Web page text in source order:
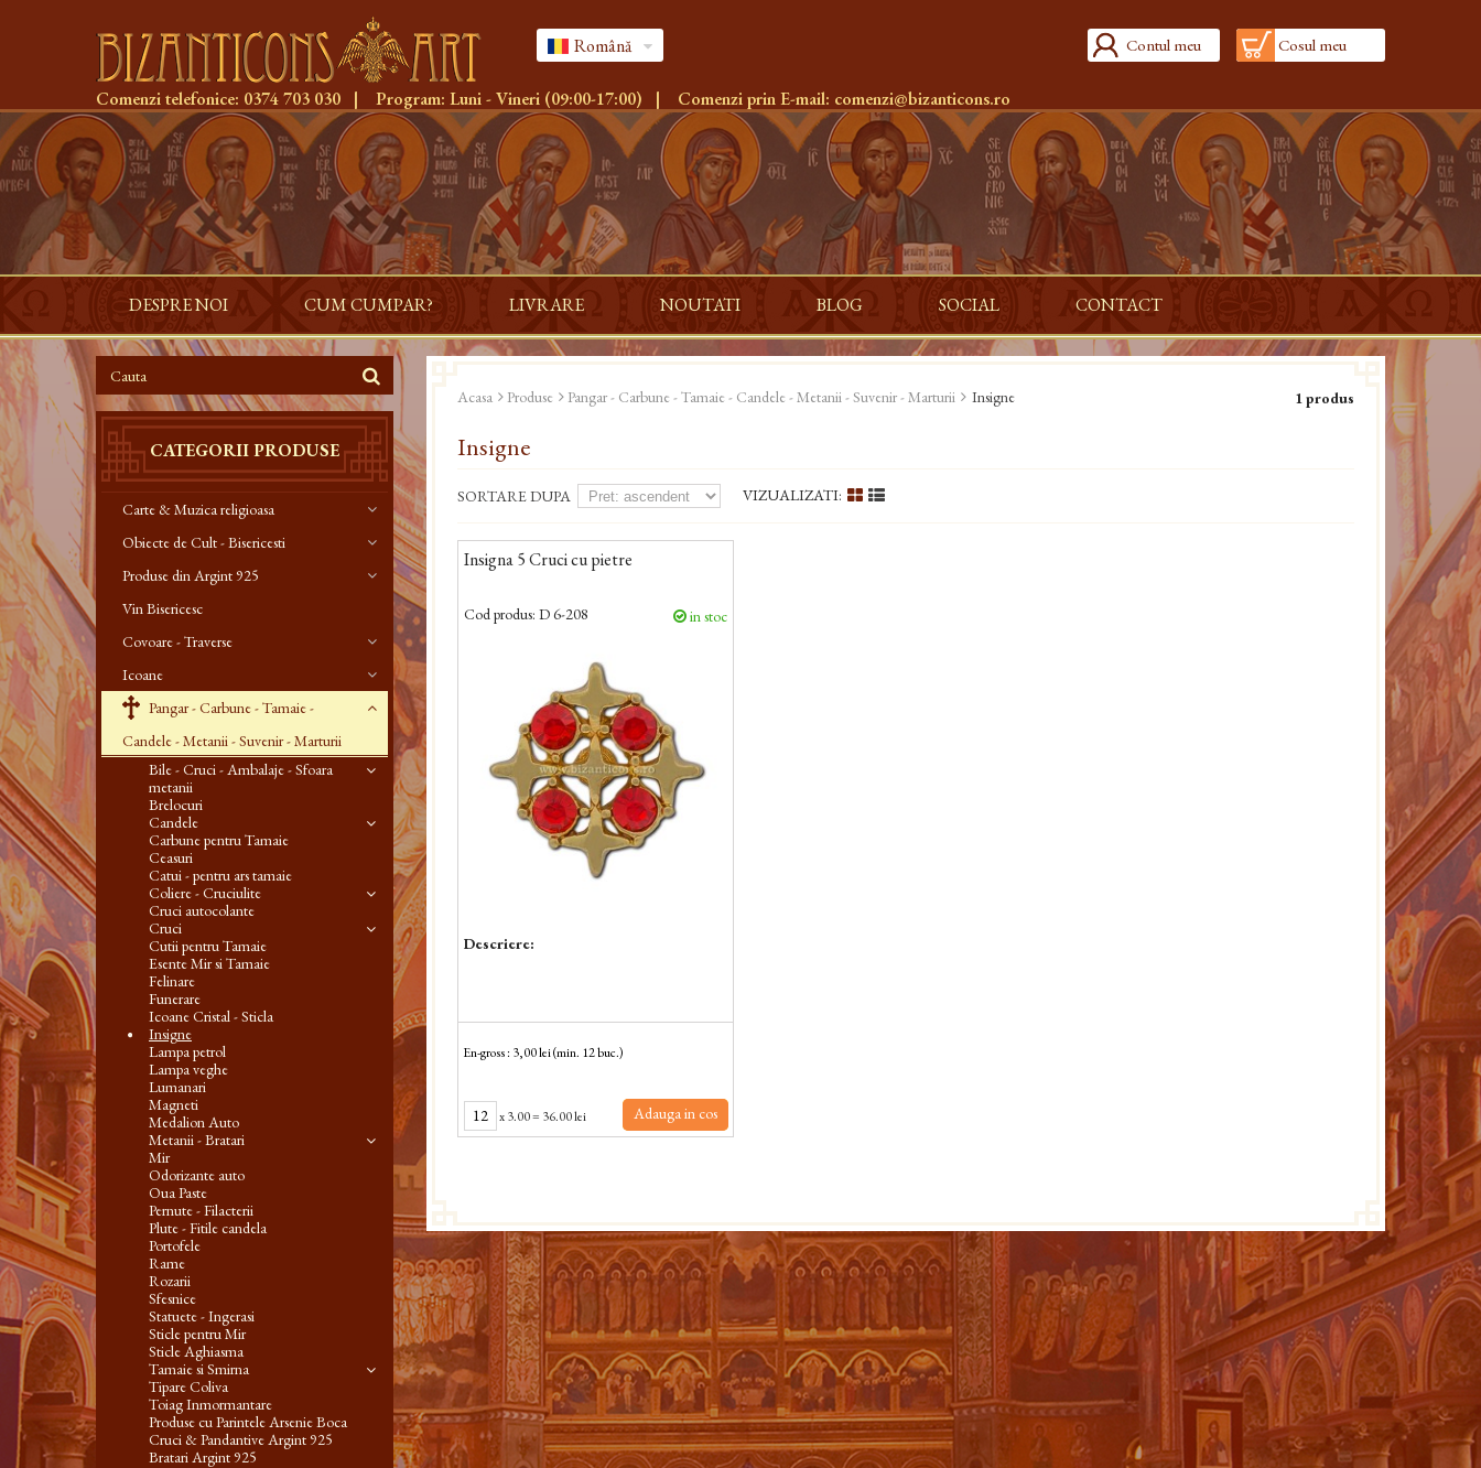
Română Contul meu Cosul meu
Comenzi telefonice: 0374 703 030 | Program: Luni - Vineri (09:00-17:00) | Comenzi prin E-mail: comenzi@bizanticons.ro
DESPRE NOI CUM CUMPAR? LIVRARE NOUTATI BLOG SOCIAL CONTACT
CATEGORII PRODUSE
Carte & Muzica religioasa
Obiecte de Cult - Bisericesti
Produse din Argint 925
Vin Bisericesc
Covoare - Traverse
Icoane
Pangar - Carbune - Tamaie -
Candele - Metanii - Suvenir - Marturii
Bile - Cruci - Ambalaje - Sfoara
metanii
Brelocuri
Candele
Carbune pentru Tamaie
Ceasuri
Catui - pentru ars tamaie
Coliere - Cruciulite
Cruci autocolante
Cruci
Cutii pentru Tamaie
Esente Mir si Tamaie
Felinare
Funerare
Icoane Cristal - Sticla
Insigne
Lampa petrol
Lampa veghe
Lumanari
Magneti
Medalion Auto
Metanii - Bratari
Mir
Odorizante auto
Oua Paste
Pernute - Filacterii
Plute - Fitile candela
Portofele
Rame
Rozarii
Sfesnice
Statuete - Ingerasi
Sticle pentru Mir
Sticle Aghiasma
Tamaie si Smirna
Tipare Coliva
Toiag Inmormantare
Produse cu Parintele Arsenie Boca
Cruci & Pandantive Argint 925
Bratari Argint 925
Acasa Produse Pangar - Carbune - Tamaie - Candele - Metanii - Suvenir - Marturii Insigne 1 produs
Insigne
SORTARE DUPA VIZUALIZATI:
Insigna 5 Cruci cu pietre
Cod produs: D 6-208 in stoc
Descriere:
En-gross : 3,00 lei (min. 12 buc.)
x3.00= 36.00 lei Adauga in cos